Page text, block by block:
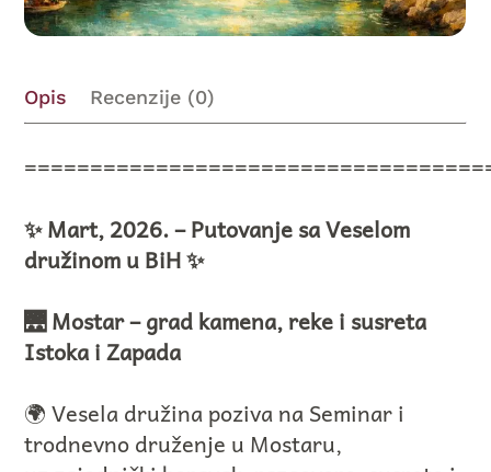
Opis Recenzije (0)
✨ Mart, 2026. – Putovanje sa Veselom
družinom u BiH ✨
🌉 Mostar – grad kamena, reke i susreta
Istoka i Zapada
🌍 Vesela družina poziva na Seminar i
trodnevno druženje u Mostaru,